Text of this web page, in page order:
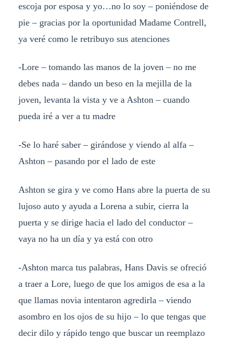
escoja por esposa y yo…no lo soy – poniéndose de
pie – gracias por la oportunidad Madame Contrell,
ya veré como le retribuyo sus atenciones
-Lore – tomando las manos de la joven – no me
debes nada – dando un beso en la mejilla de la
joven, levanta la vista y ve a Ashton – cuando
pueda iré a ver a tu madre
-Se lo haré saber – girándose y viendo al alfa –
Ashton – pasando por el lado de este
Ashton se gira y ve como Hans abre la puerta de su
lujoso auto y ayuda a Lorena a subir, cierra la
puerta y se dirige hacia el lado del conductor –
vaya no ha un día y ya está con otro
-Ashton marca tus palabras, Hans Davis se ofreció
a traer a Lore, luego de que los amigos de esa a la
que llamas novia intentaron agredirla – viendo
asombro en los ojos de su hijo – lo que tengas que
decir dilo y rápido tengo que buscar un reemplazo